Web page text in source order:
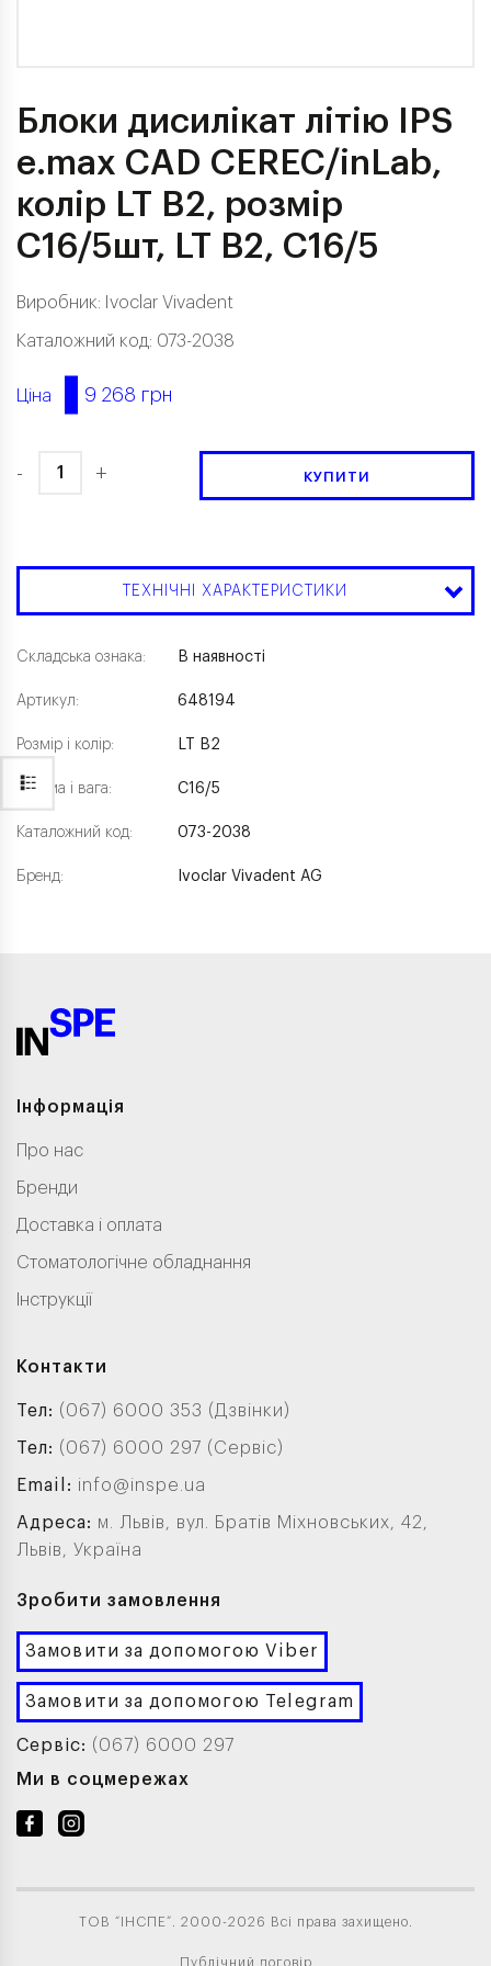
Блоки дисилікат літію IPS
e.max CAD CEREC/inLab,
колір LT B2, розмір
C16/5шт, LT В2, С16/5
Виробник: Ivoclar Vivadent
Каталожний код: 073-2038
Ціна 9 268 грн
- + КУПИТИ
ТЕХНІЧНІ ХАРАКТЕРИСТИКИ
Складська ознака:
Артикул:
Розмір і колір:
Форма і вага:
Каталожний код:
Бренд:
В наявності
648194
LT В2
С16/5
073-2038
Ivoclar Vivadent AG
Інформація
Про нас
Бренди
Доставка і оплата
Стоматологічне обладнання
Інструкції
Контакти
Тел: (067) 6000 353 (Дзвінки)
Тел: (067) 6000 297 (Сервіс)
Email: info@inspe.ua
Адреса: м. Львів, вул. Братів Міхновських, 42,
Львів, Україна
Зробити замовлення
Замовити за допомогою Viber
Замовити за допомогою Telegram
Сервіс: (067) 6000 297
Ми в соцмережах
ТОВ “ІНСПЕ”. 2000-2026 Всі права захищено.
Публічний договір